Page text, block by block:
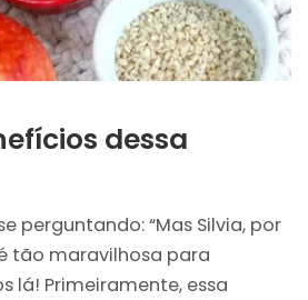
dessa
perguntando: “Mas Silvia, por
tão maravilhosa para
lá! Primeiramente, essa